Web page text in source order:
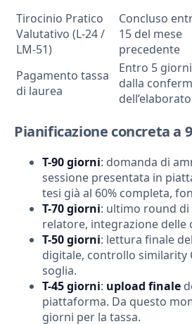
Tirocinio Pratico
Valutativo (L-24 /
LM-51)
Concluso
15 del mese
precedente
Pagamento tassa
di laurea
Entro 5 giorni
dalla
dell’elaborato
Pianificazione concreta a
T-90 giorni: domanda di
sessione presentata in
tesi già al 60% completa,
T-70 giorni: ultimo round di
relatore, integrazione delle
T-50 giorni: lettura finale
digitale, controllo similarity
soglia.
T-45 giorni: upload finale
piattaforma. Da questo
giorni per la tassa.